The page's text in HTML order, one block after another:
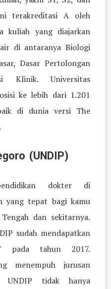
terakreditasi A oleh
kuliah yang diajarkan
di antaranya Biologi
Dasar Pertolongan
Klinik. Universitas
ke lebih dari 1.201
di dunia versi The
(UNDIP)
dokter di
yang tepat bagi kamu
dan sekitarnya.
sudah mendapatkan
pada tahun 2017.
menempuh jurusan
UNDIP tidak hanya